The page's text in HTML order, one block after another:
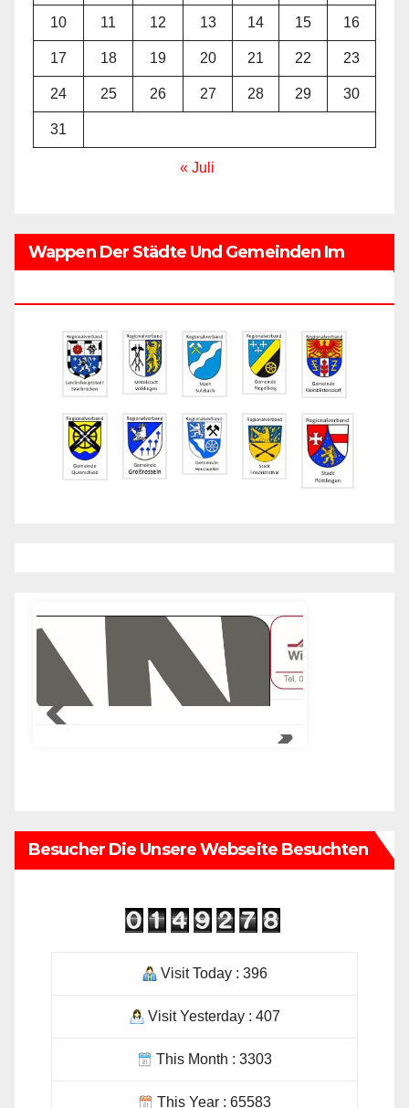
10 11 12 13 14 15 16
17 18 19 20 21 22 23
24 25 26 27 28 29 30
31
« Juli
Wappen Der Städte Und Gemeinden Im
Besucher Die Unsere Webseite Besuchten
Visit Today : 396
Visit Yesterday : 407
This Month : 3303
This Year : 65583